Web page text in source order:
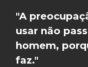
"A
usar não
homem,
faz."